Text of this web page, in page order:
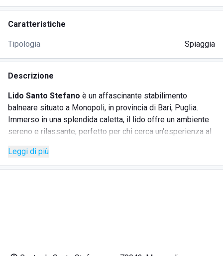
Caratteristiche
Tipologia Spiaggia
Descrizione
Lido Santo Stefano è un affascinante stabilimento
balneare situato a Monopoli, in provincia di Bari, Puglia.
Immerso in una splendida caletta, il lido offre un ambiente
sereno e rilassante, perfetto per chi cerca un'esperienza al
Blu, è caratterizzata da sabbia fine e dorata, un mare calmo
e cristallino che rende l'arenile sicuro e adatto alle famiglie
Leggi di più